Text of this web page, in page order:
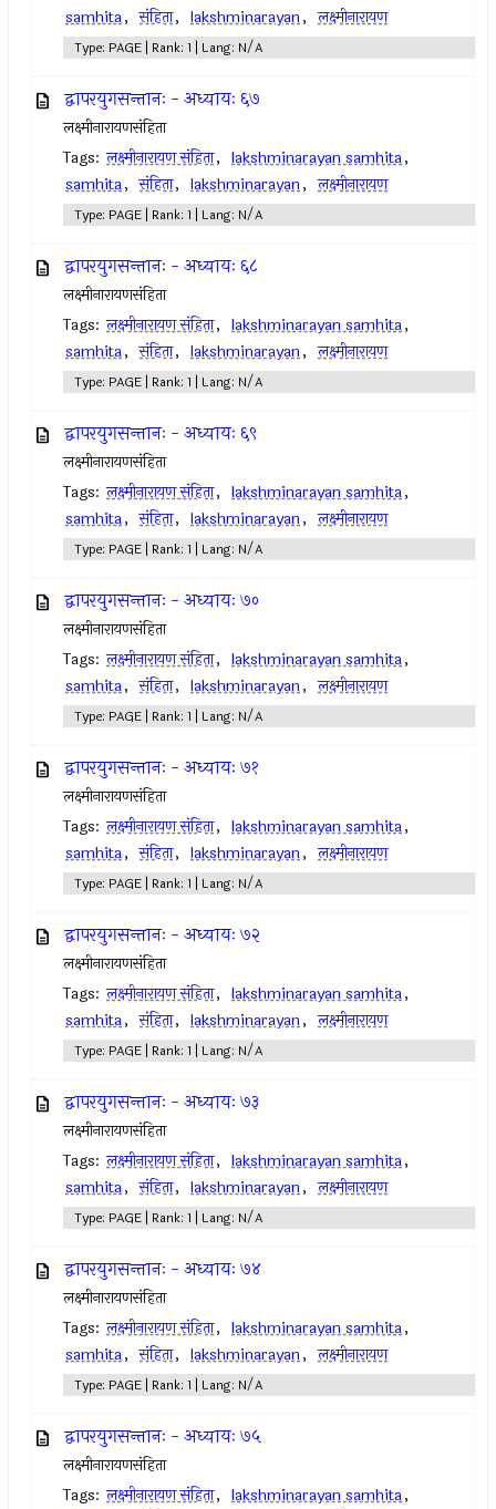
samhita, संहिता, lakshminarayan, लक्ष्मीनारायण
Type: PAGE | Rank: 1 | Lang: N/A
द्वापरयुगसन्तानः - अध्यायः ६७
लक्ष्मीनारायणसंहिता
Tags: लक्ष्मीनारायण संहिता, lakshminarayan samhita,
samhita, संहिता, lakshminarayan, लक्ष्मीनारायण
Type: PAGE | Rank: 1 | Lang: N/A
द्वापरयुगसन्तानः - अध्यायः ६८
लक्ष्मीनारायणसंहिता
Tags: लक्ष्मीनारायण संहिता, lakshminarayan samhita,
samhita, संहिता, lakshminarayan, लक्ष्मीनारायण
Type: PAGE | Rank: 1 | Lang: N/A
द्वापरयुगसन्तानः - अध्यायः ६९
लक्ष्मीनारायणसंहिता
Tags: लक्ष्मीनारायण संहिता, lakshminarayan samhita,
samhita, संहिता, lakshminarayan, लक्ष्मीनारायण
Type: PAGE | Rank: 1 | Lang: N/A
द्वापरयुगसन्तानः - अध्यायः ७०
लक्ष्मीनारायणसंहिता
Tags: लक्ष्मीनारायण संहिता, lakshminarayan samhita,
samhita, संहिता, lakshminarayan, लक्ष्मीनारायण
Type: PAGE | Rank: 1 | Lang: N/A
द्वापरयुगसन्तानः - अध्यायः ७१
लक्ष्मीनारायणसंहिता
Tags: लक्ष्मीनारायण संहिता, lakshminarayan samhita,
samhita, संहिता, lakshminarayan, लक्ष्मीनारायण
Type: PAGE | Rank: 1 | Lang: N/A
द्वापरयुगसन्तानः - अध्यायः ७२
लक्ष्मीनारायणसंहिता
Tags: लक्ष्मीनारायण संहिता, lakshminarayan samhita,
samhita, संहिता, lakshminarayan, लक्ष्मीनारायण
Type: PAGE | Rank: 1 | Lang: N/A
द्वापरयुगसन्तानः - अध्यायः ७३
लक्ष्मीनारायणसंहिता
Tags: लक्ष्मीनारायण संहिता, lakshminarayan samhita,
samhita, संहिता, lakshminarayan, लक्ष्मीनारायण
Type: PAGE | Rank: 1 | Lang: N/A
द्वापरयुगसन्तानः - अध्यायः ७४
लक्ष्मीनारायणसंहिता
Tags: लक्ष्मीनारायण संहिता, lakshminarayan samhita,
samhita, संहिता, lakshminarayan, लक्ष्मीनारायण
Type: PAGE | Rank: 1 | Lang: N/A
द्वापरयुगसन्तानः - अध्यायः ७५
लक्ष्मीनारायणसंहिता
Tags: लक्ष्मीनारायण संहिता, lakshminarayan samhita,